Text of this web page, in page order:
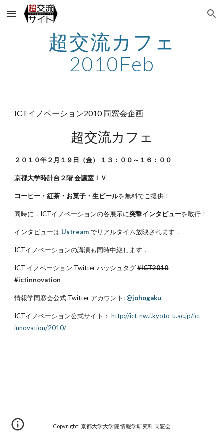
Skip to main content Skip to navigation
超交流カフェ
2010Feb
ICTイノベーション2010 同窓会企画
超交流カフェ
２０１０年２月１９日（金） １３：００～１６：００
京都大学時計台２階 会議室ＩＶ
コーヒー・紅茶・お菓子・生ビールを無料でご提供！
同時に，ICTイノベーションの各展示に突撃インタビューを敢行！
インタビューは Ustream でリアルタイム放映されます．
ICTイノベーションの講演も同時中継します．
ICT イノベーション Twitter ハッシュタグ#ICT2010
#ictinnovation
情報学同窓会公式 Twitter アカウント: @johogaku
ICTイノベーション公式サイト：http://ict-nw.i.kyoto-u.ac.jp/ict-
innovation/2010/
Copyright: 京都大学大学院 情報学研究科 同窓会